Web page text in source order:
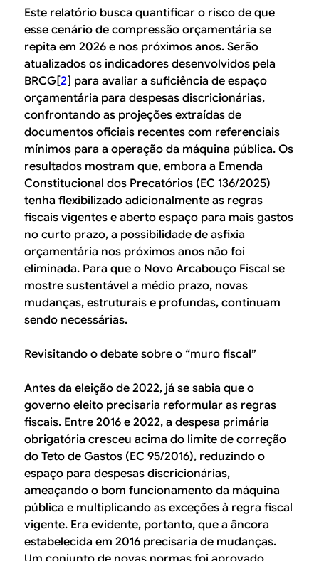
Este relatório busca quantificar o risco de que
esse cenário de compressão orçamentária se
repita em 2026 e nos próximos anos. Serão
atualizados os indicadores desenvolvidos pela
BRCG[2] para avaliar a suficiência de espaço
orçamentária para despesas discricionárias,
confrontando as projeções extraídas de
documentos oficiais recentes com referenciais
mínimos para a operação da máquina pública. Os
resultados mostram que, embora a Emenda
Constitucional dos Precatórios (EC 136/2025)
tenha flexibilizado adicionalmente as regras
fiscais vigentes e aberto espaço para mais gastos
no curto prazo, a possibilidade de asfixia
orçamentária nos próximos anos não foi
eliminada. Para que o Novo Arcabouço Fiscal se
mostre sustentável a médio prazo, novas
mudanças, estruturais e profundas, continuam
sendo necessárias.
Revisitando o debate sobre o “muro fiscal”
Antes da eleição de 2022, já se sabia que o
governo eleito precisaria reformular as regras
fiscais. Entre 2016 e 2022, a despesa primária
obrigatória cresceu acima do limite de correção
do Teto de Gastos (EC 95/2016), reduzindo o
espaço para despesas discricionárias,
ameaçando o bom funcionamento da máquina
pública e multiplicando as exceções à regra fiscal
vigente. Era evidente, portanto, que a âncora
estabelecida em 2016 precisaria de mudanças.